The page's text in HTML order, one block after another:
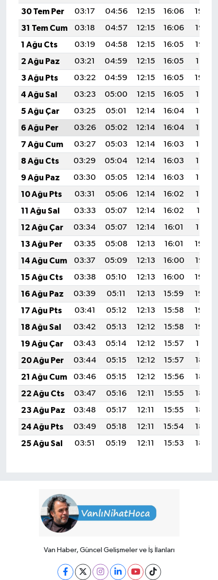
30 Tem Per
03:17 04:56 12:15 16:06
19:24
31 Tem Cum
03:18 04:57 12:15 16:06
19:23
1 Ağu Cts
03:19 04:58 12:15 16:05
19:22
2 Ağu Paz
03:21 04:59 12:15 16:05
19:21
3 Ağu Pts
03:22 04:59 12:15 16:05
19:20
4 Ağu Sal
03:23 05:00 12:15 16:05
19:19
5 Ağu Çar
03:25 05:01 12:14 16:04
19:18
6 Ağu Per
03:26 05:02 12:14 16:04
19:17
7 Ağu Cum
03:27 05:03 12:14 16:03
19:16
8 Ağu Cts
03:29 05:04 12:14 16:03
19:14
9 Ağu Paz
03:30 05:05 12:14 16:03
19:13
10 Ağu Pts
03:31 05:06 12:14 16:02
19:12
11 Ağu Sal
03:33 05:07 12:14 16:02
19:11
12 Ağu Çar
03:34 05:07 12:14 16:01
19:10
13 Ağu Per
03:35 05:08 12:13 16:01
19:08
14 Ağu Cum
03:37 05:09 12:13 16:00
19:07
15 Ağu Cts
03:38 05:10 12:13 16:00
19:06
16 Ağu Paz
03:39 05:11 12:13 15:59
19:05
17 Ağu Pts
03:41 05:12 12:13 15:58
19:03
18 Ağu Sal
03:42 05:13 12:12 15:58
19:02
19 Ağu Çar
03:43 05:14 12:12 15:57
19:01
20 Ağu Per
03:44 05:15 12:12 15:57
18:59
21 Ağu Cum
03:46 05:15 12:12 15:56
18:58
22 Ağu Cts
03:47 05:16 12:11 15:55
18:56
23 Ağu Paz
03:48 05:17 12:11 15:55
18:55
24 Ağu Pts
03:49 05:18 12:11 15:54
18:54
25 Ağu Sal
03:51 05:19 12:11 15:53 18:52
Van Haber, Güncel Gelişmeler ve İş İlanları